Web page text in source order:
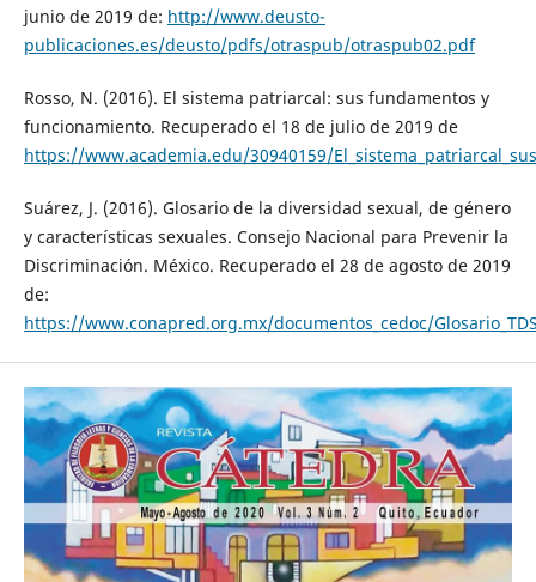
junio de 2019 de: http://www.deusto-
publicaciones.es/deusto/pdfs/otraspub/otraspub02.pdf
Rosso, N. (2016). El sistema patriarcal: sus fundamentos y
funcionamiento. Recuperado el 18 de julio de 2019 de
https://www.academia.edu/30940159/
Suárez, J. (2016). Glosario de la diversidad sexual, de género
y características sexuales. Consejo Nacional para Prevenir la
Discriminación. México. Recuperado el 28 de agosto de 2019
de:
https://www.conapred.org.mx/documentos_cedoc/